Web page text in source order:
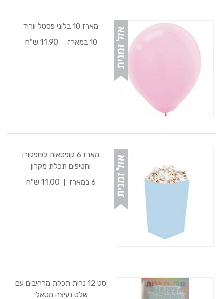
מארז 10 בלוני פסטל וורוד
10 במארז
11.90 ש"ח
מארז 6 קופסאות לפופקורן
וחטיפים תכלת מקרון
6 במארז
11.00 ש"ח
סט 12 נרות תכלת מרהיבים עם
שלט נעיצה מטאלי